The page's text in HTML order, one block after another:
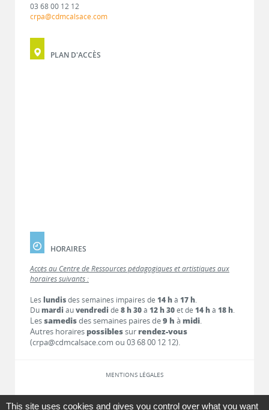
03 68 00 12 12
crpa@cdmcalsace.com
PLAN D'ACCÈS
HORAIRES
Accès au Centre de Ressources pédagogiques et artistiques aux
horaires suivants :
Les lundisdes semaines impaires de 14 hà 17 h.
Dumardi auvendredi de 8 h 30à 12 h 30et de 14 hà 18 h.
Lessamedisdes semaines paires de9 h à midi.
Autres horaires possiblessur rendez-vous
(crpa@cdmcalsace.com ou 03 68 00 12 12).
MENTIONS LÉGALES
LIENS
This site uses cookies and gives you control over what you want